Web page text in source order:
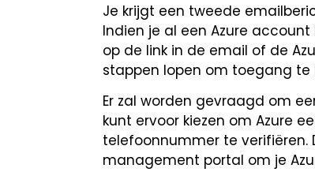
Je krijgt een tweede
Indien je al een Azure
op de link in de email of de
stappen lopen om toegang te
Er zal worden gevraagd om
kunt ervoor kiezen om Azure
telefoonnummer te
management portal om je